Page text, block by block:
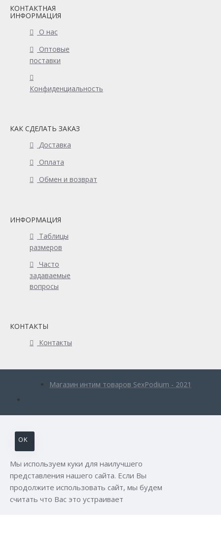
КОНТАКТНАЯ
ИНФОРМАЦИЯ
О нас
Оптовые
поставки
Конфиденциальность
КАК СДЕЛАТЬ ЗАКАЗ
Доставка
Оплата
Обмен и возврат
ИНФОРМАЦИЯ
Таблицы
размеров
Часто
задаваемые
вопросы
КОНТАКТЫ
Контакты
Магазин интим товаров SexPodium - 2021
OK
Мы используем куки для наилучшего
представления нашего сайта. Если Вы
продолжите использовать сайт, мы будем
считать что Вас это устраивает